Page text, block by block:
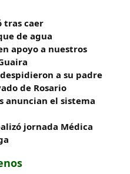
tras caer
de agua
apoyo a nuestros
a su padre
de Rosario
anuncian el sistema
jornada Médica